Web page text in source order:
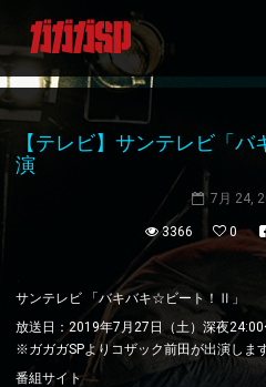
【テレビ】サンテレビ「
演
7月 24,
3366 0
サンテレビ 「バキバキ☆ビート！Ⅱ」
放送日：2019年7月27日（土）深夜24:00
※ガガガSPよりコザック前田が出演します
番組サイト